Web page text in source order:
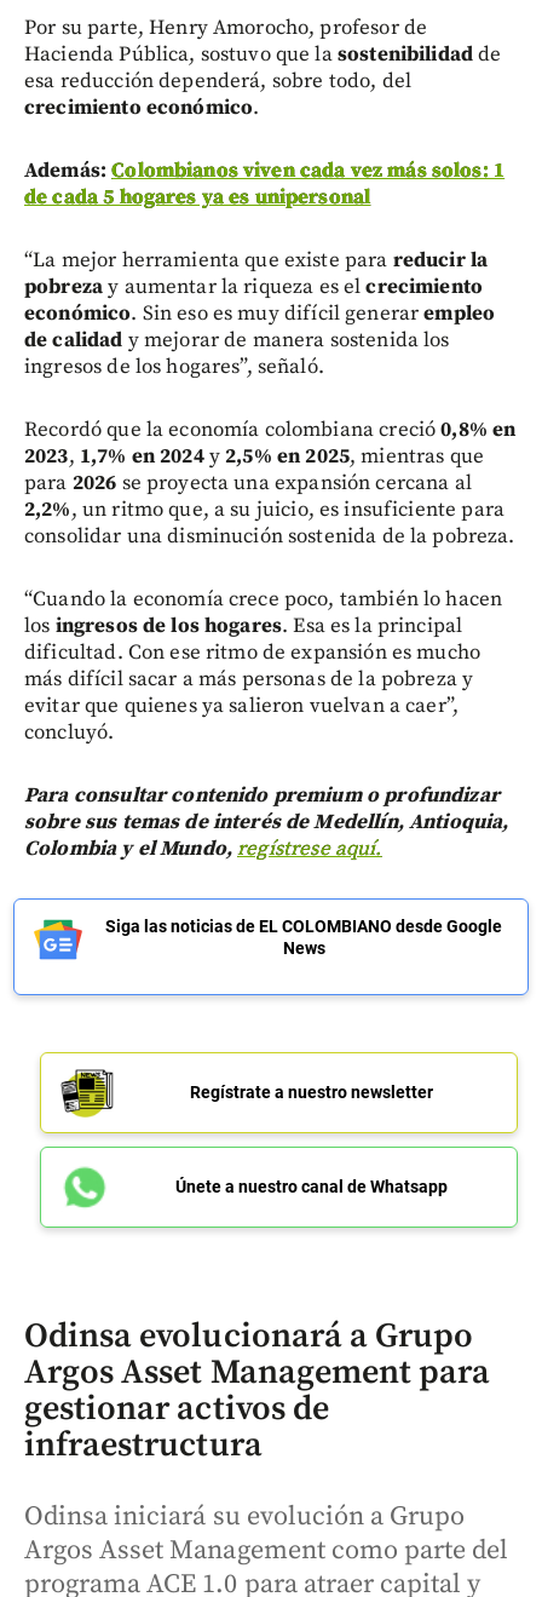
Por su parte, Henry Amorocho, profesor de
Hacienda Pública, sostuvo que lasostenibilidadde
esa reducción dependerá, sobre todo, del
crecimiento económico.
Además:Colombianos viven cada vez más solos: 1
de cada 5 hogares ya es unipersonal
“La mejor herramienta que existe para reducir la
pobrezay aumentar la riqueza es elcrecimiento
económico. Sin eso es muy difícil generarempleo
de calidad y mejorar de manera sostenida los
ingresos de los hogares”, señaló.
Recordó que la economía colombiana creció0,8% en
2023, 1,7% en 2024y2,5% en 2025, mientras que
para 2026 se proyecta una expansión cercana al
2,2%, un ritmo que, a su juicio, es insuficiente para
consolidar una disminución sostenida de la pobreza.
“Cuando la economía crece poco, también lo hacen
los ingresos de los hogares. Esa es la principal
dificultad. Con ese ritmo de expansión es mucho
más difícil sacar a más personas de la pobreza y
evitar que quienes ya salieron vuelvan a caer”,
concluyó.
Para consultar contenido premium o profundizar
sobre sus temas de interés de Medellín, Antioquia,
Colombia y el Mundo,regístrese aquí.
Siga las noticias de EL COLOMBIANO desde Google
News
Regístrate a nuestro newsletter
Únete a nuestro canal de Whatsapp
Odinsa evolucionará a Grupo
Argos Asset Management para
gestionar activos de
infraestructura
Odinsa iniciará su evolución a Grupo
Argos Asset Management como parte del
programa ACE 1.0 para atraer capital y